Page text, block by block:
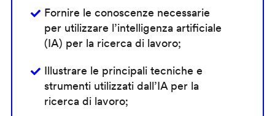
Fornire le conoscenze necessarie
per utilizzare l’intelligenza artificiale
(IA) per la ricerca di lavoro;
Illustrare le principali tecniche e
strumenti utilizzati dall’IA per la
ricerca di lavoro;